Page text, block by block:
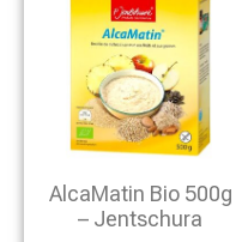
AlcaMatin Bio 500g
– Jentschura